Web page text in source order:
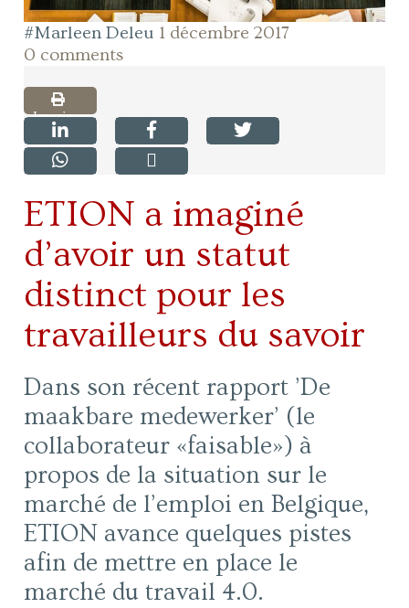
#Marleen Deleu 1 décembre 2017
0 comments
Imprimer
ETION a imaginé
d’avoir un statut
distinct pour les
travailleurs du savoir
Dans son récent rapport ’De
maakbare medewerker’ (le
collaborateur «faisable») à
propos de la situation sur le
marché de l’emploi en Belgique,
ETION avance quelques pistes
afin de mettre en place le
marché du travail 4.0.